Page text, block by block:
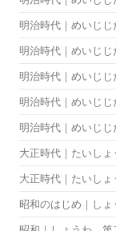
明治時代｜めいじ
明治時代｜めいじ
明治時代｜めいじ
明治時代｜めいじ
明治時代｜めいじ
大正時代｜たいし
大正時代｜たいし
昭和のはじめ｜し